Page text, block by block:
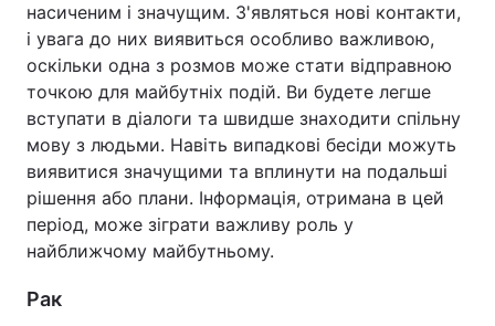
насиченим і значущим. З'являться нові контакти,
і увага до них виявиться особливо важливою,
оскільки одна з розмов може стати відправною
точкою для майбутніх подій. Ви будете легше
вступати в діалоги та швидше знаходити спільну
мову з людьми. Навіть випадкові бесіди можуть
виявитися значущими та вплинути на подальші
рішення або плани. Інформація, отримана в цей
період, може зіграти важливу роль у
найближчому майбутньому.
Рак